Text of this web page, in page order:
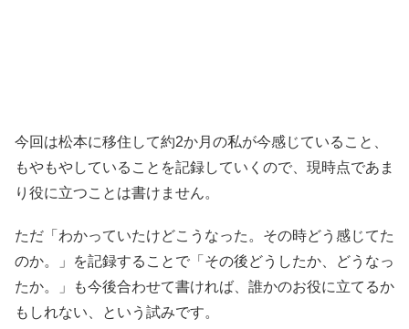
今回は松本に移住して約2か月の私が今感じていること、
もやもやしていることを記録していくので、現時点であま
り役に立つことは書けません。
ただ「わかっていたけどこうなった。その時どう感じてた
のか。」を記録することで「その後どうしたか、どうなっ
たか。」も今後合わせて書ければ、誰かのお役に立てるか
もしれない、という試みです。